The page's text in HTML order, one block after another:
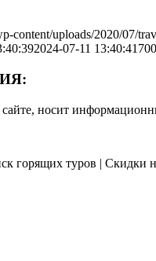
content/uploads/2020/07/
2024-07-11 13:40:41
носит
туров | Скидки